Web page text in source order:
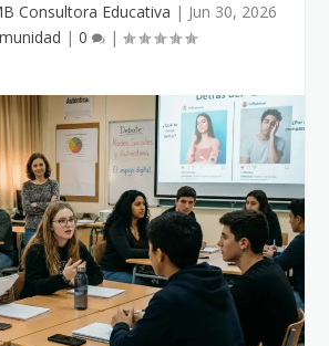
Consultora Educativa | Jun 30, 2026
| 0 |